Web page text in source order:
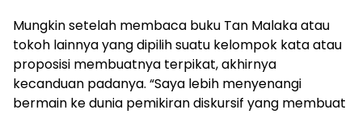
Mungkin setelah membaca buku Tan Malaka atau
tokoh lainnya yang dipilih suatu kelompok kata atau
proposisi membuatnya terpikat, akhirnya
kecanduan padanya. “Saya lebih menyenangi
bermain ke dunia pemikiran diskursif yang membuat